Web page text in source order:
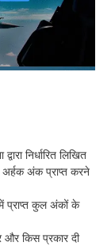
निर्धारित लिखित
अर्हक अंक प्राप्त करने
में प्राप्त कुल अंकों के
और किस प्रकार दी